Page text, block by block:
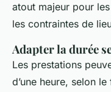
atout majeur pour
les contraintes de
Adapter la durée
Les prestations
d’une heure, selon